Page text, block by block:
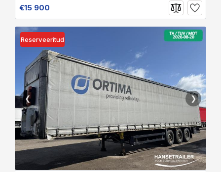
€15 900
Reserveeritud
❮ ❯